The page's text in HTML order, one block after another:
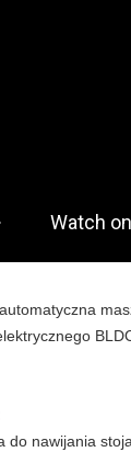
automatyczna
do nawijania